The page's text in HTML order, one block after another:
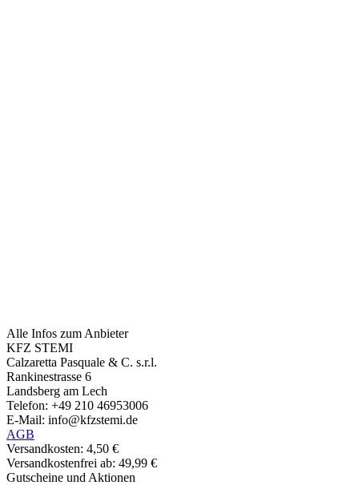
Alle Infos zum Anbieter
KFZ STEMI
Calzaretta Pasquale & C. s.r.l.
Rankinestrasse 6
Landsberg am Lech
Telefon: +49 210 46953006
E-Mail: info@kfzstemi.de
AGB
Versandkosten: 4,50 €
Versandkostenfrei ab: 49,99 €
Gutscheine und Aktionen